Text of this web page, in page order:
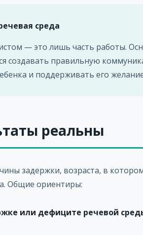
среда
— это лишь часть работы.
создавать правильную
и поддерживать его
реальны
задержки, возраста, в
Общие ориентиры:
или дефиците речевой